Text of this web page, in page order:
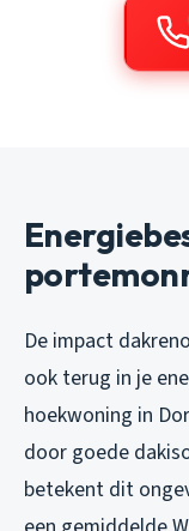
De impact
ook terug in je
hoekwoning in
door goede
betekent dit